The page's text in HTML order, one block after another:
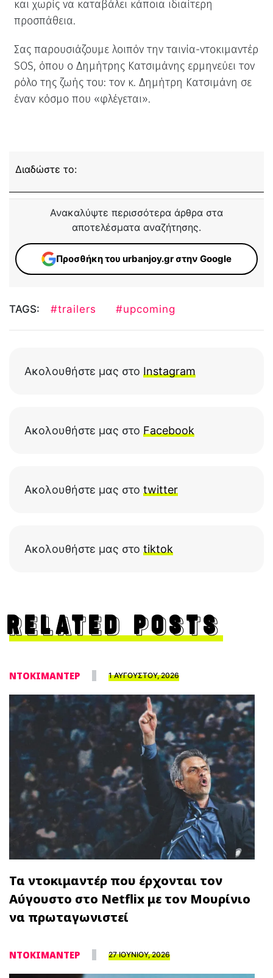
και χωρίς να καταβάλει κάποια ιδιαίτερη
προσπάθεια.
Σας παρουσιάζουμε λοιπόν την ταινία-ντοκιμαντέρ
SOS, όπου ο Δημήτρης Κατσιμάνης ερμηνεύει τον
ρόλο της ζωής του: τον κ. Δημήτρη Κατσιμάνη σε
έναν κόσμο που «φλέγεται».
Διαδώστε το:
Ανακαλύψτε περισσότερα άρθρα στα
αποτελέσματα αναζήτησης.
Προσθήκη του urbanjoy.gr στην Google
TAGS: #trailers #upcoming
Ακολουθήστε μας στο Instagram
Ακολουθήστε μας στο Facebook
Ακολουθήστε μας στο twitter
Ακολουθήστε μας στο tiktok
RELATED POSTS
ΝΤΟΚΙΜΑΝΤΕΡ 1 ΑΥΓΟΥΣΤΟΥ, 2026
Τα ντοκιμαντέρ που έρχονται τον
Αύγουστο στο Netflix με τον Μουρίνιο
να πρωταγωνιστεί
ΝΤΟΚΙΜΑΝΤΕΡ 27 ΙΟΥΝΙΟΥ, 2026